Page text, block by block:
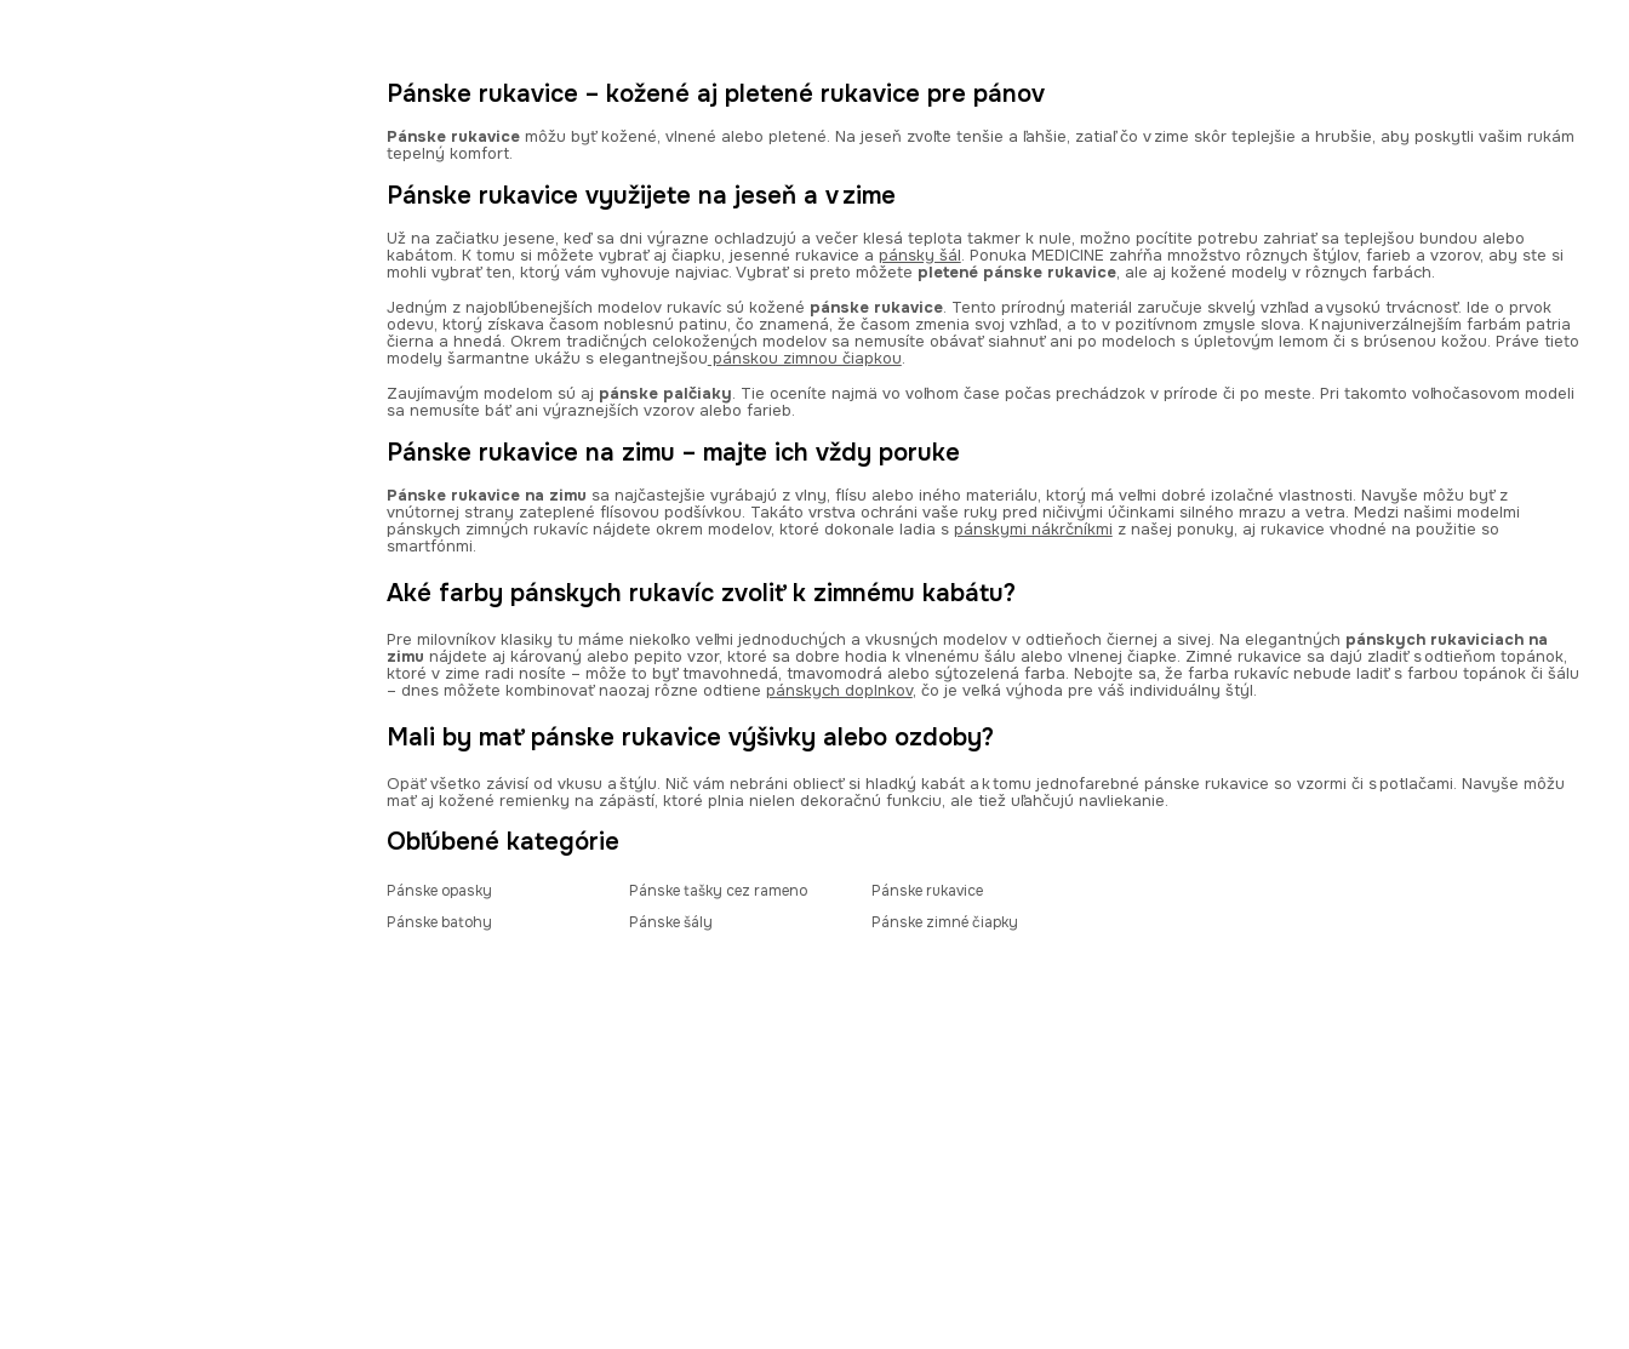
Pánske rukavice – kožené aj pletené rukavice pre pánov
Pánske rukavicemôžu byť kožené, vlnené alebo pletené. Na jeseň zvoľte tenšie a ľahšie, zatiaľ čo v zime skôr teplejšie a hrubšie, aby poskytli vašim rukám
tepelný komfort.
Pánske rukavice využijete na jeseň a v zime
Už na začiatku jesene, keď sa dni výrazne ochladzujú a večer klesá teplota takmer k nule, možno pocítite potrebu zahriať sa teplejšou bundou alebo
kabátom. K tomu si môžete vybrať aj čiapku, jesenné rukavice a pánsky šál. Ponuka MEDICINE zahŕňa množstvo rôznych štýlov, farieb a vzorov, aby ste si
mohli vybrať ten, ktorý vám vyhovuje najviac. Vybrať si preto môžete pletené pánske rukavice, ale aj kožené modely v rôznych farbách.
Jedným z najobľúbenejších modelov rukavíc sú kožené pánske rukavice. Tento prírodný materiál zaručuje skvelý vzhľad a vysokú trvácnosť. Ide o prvok
odevu, ktorý získava časom noblesnú patinu, čo znamená, že časom zmenia svoj vzhľad, a to v pozitívnom zmysle slova. K najuniverzálnejším farbám patria
čierna a hnedá. Okrem tradičných celokožených modelov sa nemusíte obávať siahnuť ani po modeloch s úpletovým lemom či s brúsenou kožou. Práve tieto
modely šarmantne ukážu s elegantnejšou pánskou zimnou čiapkou.
Zaujímavým modelom sú aj pánske palčiaky. Tie oceníte najmä vo voľnom čase počas prechádzok v prírode či po meste. Pri takomto voľnočasovom modeli
sa nemusíte báť ani výraznejších vzorov alebo farieb.
Pánske rukavice na zimu – majte ich vždy poruke
Pánske rukavice na zimu sa najčastejšie vyrábajú z vlny, flísu alebo iného materiálu, ktorý má veľmi dobré izolačné vlastnosti. Navyše môžu byť z
vnútornej strany zateplené flísovou podšívkou. Takáto vrstva ochráni vaše ruky pred ničivými účinkami silného mrazu a vetra. Medzi našimi modelmi
pánskych zimných rukavíc nájdete okrem modelov, ktoré dokonale ladia s pánskymi nákrčníkmi z našej ponuky, aj rukavice vhodné na použitie so
smartfónmi.
Aké farby pánskych rukavíc zvoliť k zimnému kabátu?
Pre milovníkov klasiky tu máme niekoľko veľmi jednoduchých a vkusných modelov v odtieňoch čiernej a sivej. Na elegantných pánskych rukaviciach na
zimu nájdete aj károvaný alebo pepito vzor, ktoré sa dobre hodia k vlnenému šálu alebo vlnenej čiapke. Zimné rukavice sa dajú zladiť s odtieňom topánok,
ktoré v zime radi nosíte – môže to byť tmavohnedá, tmavomodrá alebo sýtozelená farba. Nebojte sa, že farba rukavíc nebude ladiť s farbou topánok či šálu
– dnes môžete kombinovať naozaj rôzne odtiene pánskych doplnkov, čo je veľká výhoda pre váš individuálny štýl.
Mali by mať pánske rukavice výšivky alebo ozdoby?
Opäť všetko závisí od vkusu a štýlu. Nič vám nebráni obliecť si hladký kabát a k tomu jednofarebné pánske rukavice so vzormi či s potlačami. Navyše môžu
mať aj kožené remienky na zápästí, ktoré plnia nielen dekoračnú funkciu, ale tiež uľahčujú navliekanie.
Obľúbené kategórie
Pánske opasky
Pánske batohy
Pánske tašky cez rameno
Pánske šály
Pánske rukavice
Pánske zimné čiapky